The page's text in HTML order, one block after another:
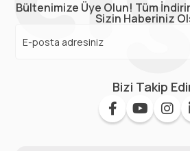
Bültenimize Üye Olun! Tüm
Sizin Haberiniz
Bizi Takip